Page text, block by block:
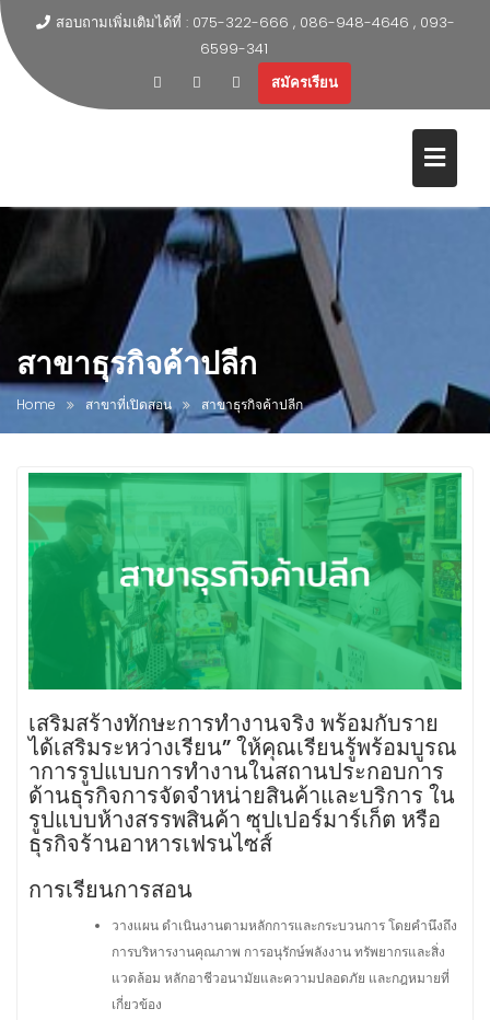
สอบถามเพิ่มเติมได้ที่ : 075-322-666 , 086-948-4646 , 093-
6599-341
สมัครเรียน
สาขาธุรกิจค้าปลีก
Home สาขาที่เปิดสอน สาขาธุรกิจค้าปลีก
เสริมสร้างทักษะการทำงานจริง พร้อมกับราย
ได้เสริมระหว่างเรียน” ให้คุณเรียนรู้พร้อมบูรณ
าการรูปแบบการทำงานในสถานประกอบการ
ด้านธุรกิจการจัดจำหน่ายสินค้าและบริการ ใน
รูปแบบห้างสรรพสินค้า ซุปเปอร์มาร์เก็ต หรือ
ธุรกิจร้านอาหารเฟรนไซส์
การเรียนการสอน
วางแผน ดำเนินงานตามหลักการและกระบวนการ โดยคำนึงถึง
การบริหารงานคุณภาพ การอนุรักษ์พลังงาน ทรัพยากรและสิ่ง
แวดล้อม หลักอาชีวอนามัยและความปลอดภัย และกฎหมายที่
เกี่ยวข้อง